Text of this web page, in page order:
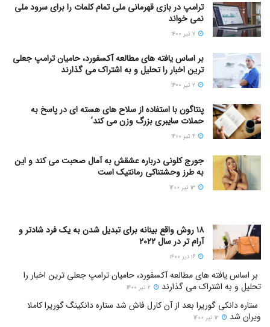
ترامپ در بازی قهرمانی ملی تمام کلمات را برای سرود ملی
نمی خواند
بر اساس یافته های مطالعه آکسفورد، حامیان ترامپ جعلی
ترین اخبار را تحلیل و به اشتراک می گذارند
پنتاگون با استفاده از سلاح های هسته ای در پاسخ به
حملات سایبری بزرگ وزن می کند’
جورج کلونی درباره عشقش به آمال صحبت می کند و این
به طرز وحشتناکی رمانتیک است
۱۸ روش واقع بینانه برای تبدیل شدن به یک فرد شادتر و
آرام تر در سال ۲۰۲۲
بر اساس یافته های مطالعه آکسفورد، حامیان ترامپ جعلی ترین اخبار را
تحلیل و به اشتراک می گذارند
ستاره دانکی گوریرا بعد از آن کارل فاش شد ستاره دانکینگ گوریرا کاملا
ویران شد